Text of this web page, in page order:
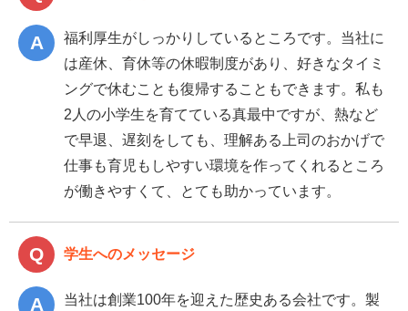
福利厚生がしっかりしているところです。当社に
は産休、育休等の休暇制度があり、好きなタイミ
ングで休むことも復帰することもできます。私も
2人の小学生を育てている真最中ですが、熱など
で早退、遅刻をしても、理解ある上司のおかげで
仕事も育児もしやすい環境を作ってくれるところ
が働きやすくて、とても助かっています。
学生へのメッセージ
当社は創業100年を迎えた歴史ある会社です。製